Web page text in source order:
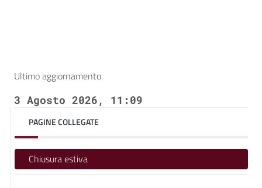
Ultimo aggiornamento
3 Agosto 2026, 11:09
PAGINE COLLEGATE
Chiusura estiva